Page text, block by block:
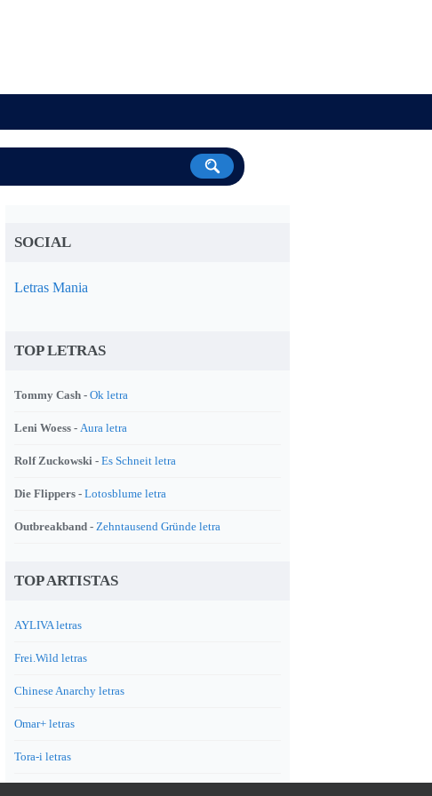
SOCIAL
Letras Mania
TOP LETRAS
Tommy Cash - Ok letra
Leni Woess - Aura letra
Rolf Zuckowski - Es Schneit letra
Die Flippers - Lotosblume letra
Outbreakband - Zehntausend Gründe letra
TOP ARTISTAS
AYLIVA letras
Frei.Wild letras
Chinese Anarchy letras
Omar+ letras
Tora-i letras